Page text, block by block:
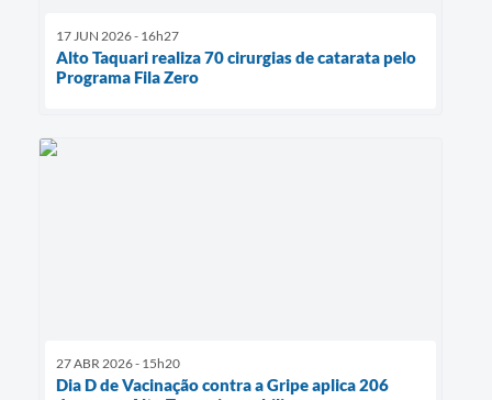
17 JUN 2026 - 16h27
Alto Taquari realiza 70 cirurgias de catarata pelo
Programa Fila Zero
27 ABR 2026 - 15h20
Dia D de Vacinação contra a Gripe aplica 206